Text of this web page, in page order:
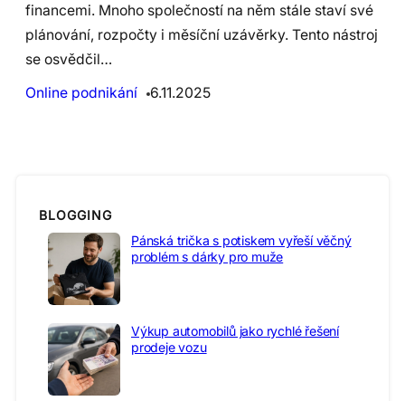
financemi. Mnoho společností na něm stále staví své
plánování, rozpočty i měsíční uzávěrky. Tento nástroj
se osvědčil…
Online podnikání
6.11.2025
BLOGGING
Pánská trička s potiskem vyřeší věčný
problém s dárky pro muže
Výkup automobilů jako rychlé řešení
prodeje vozu